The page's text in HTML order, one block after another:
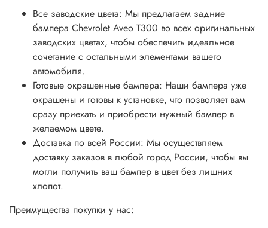
Все заводские цвета: Мы предлагаем задние
бампера Chevrolet Aveo T300 во всех оригинальных
заводских цветах, чтобы обеспечить идеальное
сочетание с остальными элементами вашего
автомобиля.
Готовые окрашенные бампера: Наши бампера уже
окрашены и готовы к установке, что позволяет вам
сразу приехать и приобрести нужный бампер в
желаемом цвете.
Доставка по всей России: Мы осуществляем
доставку заказов в любой город России, чтобы вы
могли получить ваш бампер в цвет без лишних
хлопот.
Преимущества покупки у нас: